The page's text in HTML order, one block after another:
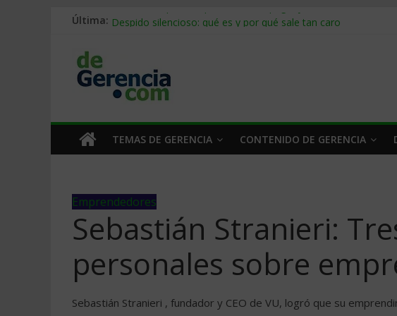
Última: Stablecoins para empresas: cómo pagar y cobrar en 2026
Trabajo forzoso en la cadena de suministro: qué hacer
Mercado hispano de EE. UU.: cómo segmentarlo y venderle
TEMAS DE GERENCIA CONTENIDO DE GERENCIA
Emprendedores
Sebastián Stranieri:
personales sobre
Sebastián Stranieri , fundador y CEO de VU, logró que su